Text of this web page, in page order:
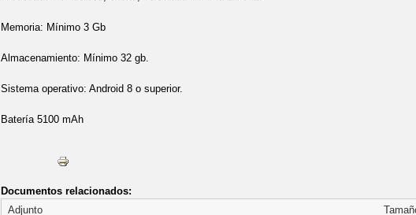
Memoria: Mínimo 3 Gb
Almacenamiento: Mínimo 32 gb.
Sistema operativo: Android 8 o superior.
Batería 5100 mAh
Documentos relacionados:
Adjunto